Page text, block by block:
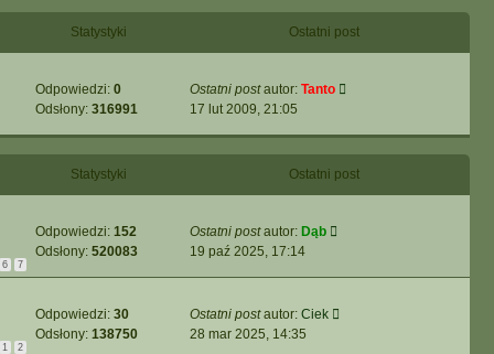
Statystyki Ostatni post
Odpowiedzi: 0
Odsłony: 316991
Ostatni postautor: Tanto
17 lut 2009, 21:05
Statystyki Ostatni post
6 7
Odpowiedzi: 152
Odsłony: 520083
Ostatni postautor: Dąb
19 paź 2025, 17:14
1 2
Odpowiedzi: 30
Odsłony: 138750
Ostatni postautor: Ciek
28 mar 2025, 14:35